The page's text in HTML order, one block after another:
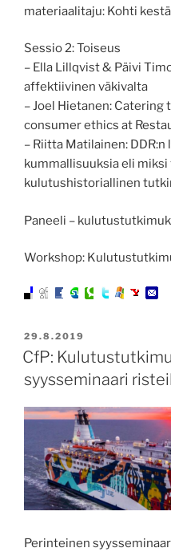
materiaalitaju: Kohti
Sessio 2: Toiseus
– Ella Lillqvist & Päivi
affektiivinen väkivalta
– Joel Hietanen: Catering
consumer ethics at
– Riitta Matilainen:
kummallisuuksia eli
kulutushistoriallinen
Paneeli –
Workshop:
JULKAISTU
29.8.2019
CfP:
syysseminaari
Perinteinen